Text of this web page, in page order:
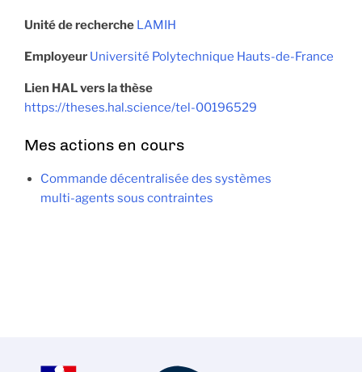
Unité de recherche LAMIH
Employeur Université Polytechnique Hauts-de-France
Lien HAL vers la thèse
https://theses.hal.science/tel-00196529
Mes actions en cours
Commande décentralisée des systèmes
multi-agents sous contraintes